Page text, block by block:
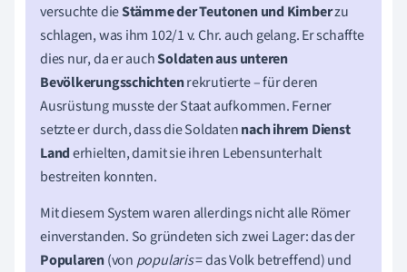
versuchte dieStämme der Teutonen und Kimberzu
schlagen, was ihm 102/1 v. Chr. auch gelang. Er schaffte
dies nur, da er auchSoldaten aus unteren
Bevölkerungsschichtenrekrutierte – für deren
Ausrüstung musste der Staat aufkommen. Ferner
setzte er durch, dass die Soldatennach ihrem Dienst
Landerhielten, damit sie ihren Lebensunterhalt
bestreiten konnten.
Mit diesem System waren allerdings nicht alle Römer
einverstanden. So gründeten sich zwei Lager: das der
Popularen(von popularis= das Volk betreffend) und